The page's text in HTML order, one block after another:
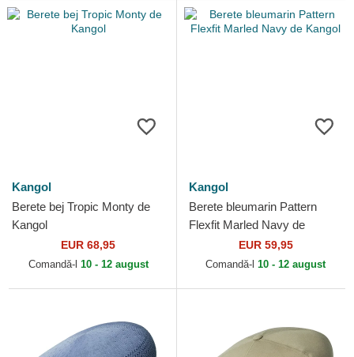
Kangol
Berete bej Tropic Monty de
Kangol
EUR 68,95
Comandă-l 10 - 12 august
Kangol
Berete bleumarin Pattern
Flexfit Marled Navy de
EUR 59,95
Comandă-l 10 - 12 august